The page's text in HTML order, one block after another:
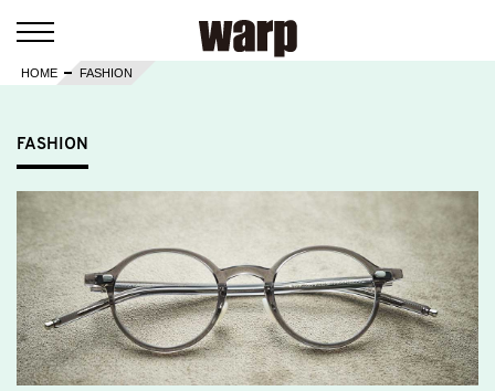
HOME FASHION
FASHION